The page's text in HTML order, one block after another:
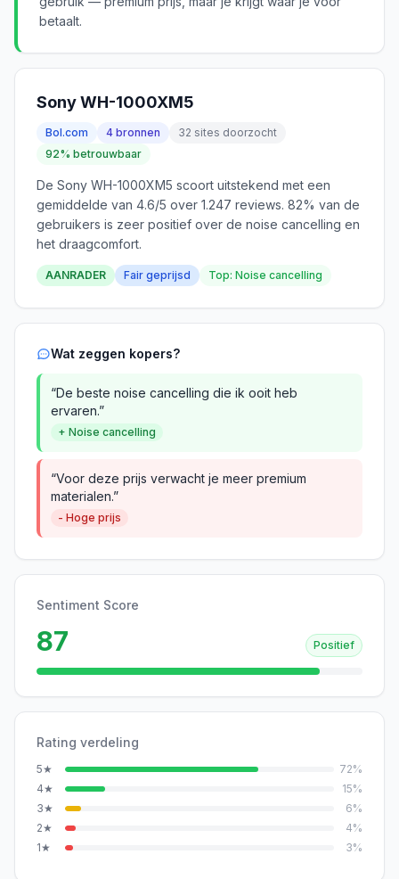
betaalt.
Sony WH-1000XM5
Bol.com 4 bronnen
32 sites doorzocht
92% betrouwbaar
De Sony WH-1000XM5 scoort uitstekend met een
gemiddelde van 4.6/5 over 1.247 reviews. 82% van de
gebruikers is zeer positief over de noise cancelling en
het draagcomfort.
AANRADER Fair geprijsd Top: Noise cancelling
Wat zeggen kopers?
“De beste noise cancelling die ik ooit heb
ervaren.”
+ Noise cancelling
“Voor deze prijs verwacht je meer premium
materialen.”
- Hoge prijs
Sentiment Score
87 Positief
Rating verdeling
5★ 72%
4★ 15%
3★ 6%
2★ 4%
1★ 3%